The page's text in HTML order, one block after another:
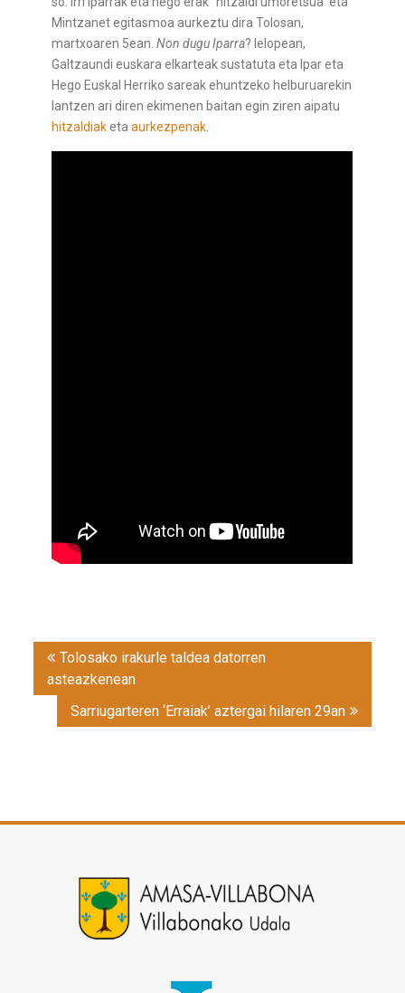
Mintzanet egitasmoa aurkeztu dira Tolosan,
martxoaren 5ean.Non dugu Iparra? lelopean,
Galtzaundi euskara elkarteak sustatuta eta Ipar eta
Hego Euskal Herriko sareak ehuntzeko helburuarekin
lantzen ari diren ekimenen baitan egin ziren aipatu
hitzaldiaketaaurkezpenak
Post
navigation
Tolosako irakurle taldea datorren
asteazkenean
Sarriugarteren ‘Erraiak’ aztergai hilaren 29an